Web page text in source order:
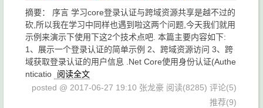
摘要： 序言 学习core登录认证与跨域资源共享是越不过的
砍,所以我在学习中同样也遇到啦这两个问题,今天我们就用
示例来演示下使用下这2个技术点吧. 本篇主要内容如下:
1、展示一个登录认证的简单示例 2、跨域资源访问 3、跨
域获取登录认证的用户信息 .Net Core使用身份认证(Authe
nticatio
阅读全文
posted @ 2017-06-27 19:10 张龙豪 阅读(8285) 评论(5)
推荐(9)